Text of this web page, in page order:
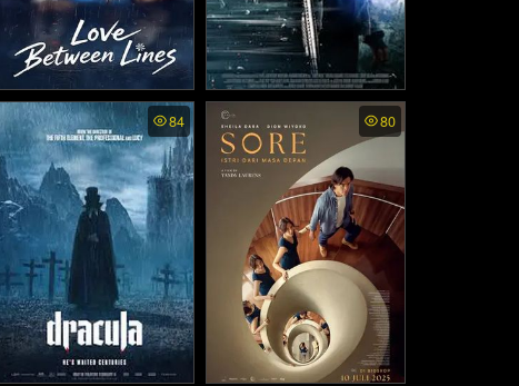
Love Between Lines พากย์
ไทย - เกมรักข้ามบทบาท (2
026)
Redux Redux (2026)
84 80